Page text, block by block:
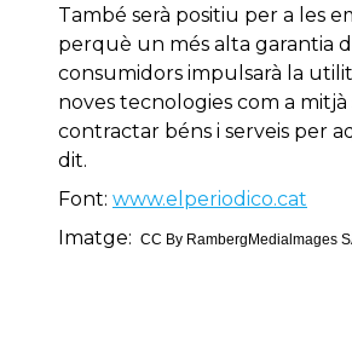
També serà positiu per a les
perquè un més alta garantia
consumidors impulsarà la
noves tecnologies com a
contractar béns i serveis per
dit.
Font: www.elperiodico.cat
Imatge: CC By RambergMedialmages